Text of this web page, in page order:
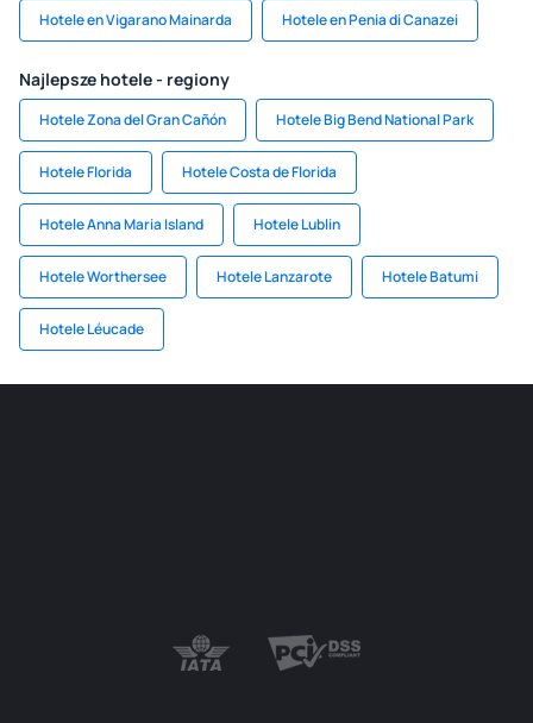
Hotele en Vigarano Mainarda Hotele en Penia di Canazei
Najlepsze hotele - regiony
Hotele Zona del Gran Cañón Hotele Big Bend National Park
Hotele Florida Hotele Costa de Florida
Hotele Anna Maria Island Hotele Lublin
Hotele Worthersee Hotele Lanzarote Hotele Batumi
Hotele Léucade